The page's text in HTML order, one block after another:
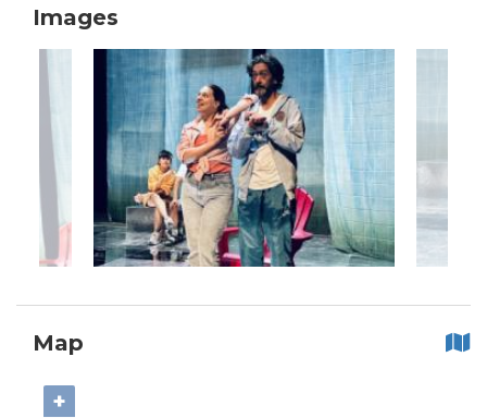
Images
Map
+